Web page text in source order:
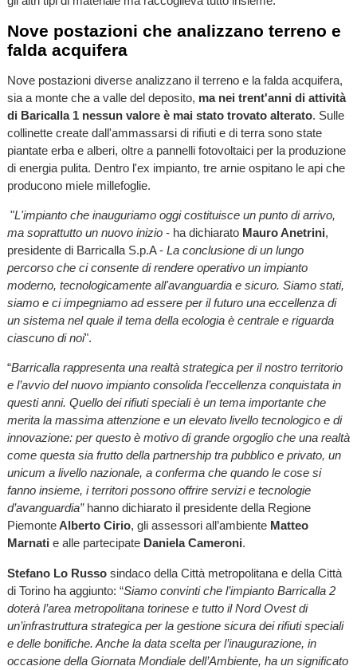
Nove postazioni che analizzano terreno e
falda acquifera
Nove postazioni diverse analizzano il terreno e la falda acquifera,
sia a monte che a valle del deposito, ma nei trent'anni di attività
di Baricalla 1 nessun valore è mai stato trovato alterato. Sulle
collinette create dall'ammassarsi di rifiuti e di terra sono state
piantate erba e alberi, oltre a pannelli fotovoltaici per la produzione
di energia pulita. Dentro l'ex impianto, tre arnie ospitano le api che
producono miele millefoglie.
"L'impianto che inauguriamo oggi costituisce un punto di arrivo,
ma soprattutto un nuovo inizio - ha dichiarato Mauro Anetrini,
presidente di Barricalla S.p.A -La conclusione di un lungo
percorso che ci consente di rendere operativo un impianto
moderno, tecnologicamente all'avanguardia e sicuro. Siamo stati,
siamo e ci impegniamo ad essere per il futuro una eccellenza di
un sistema nel quale il tema della ecologia è centrale e riguarda
ciascuno di noi".
“Barricalla rappresenta una realtà strategica per il nostro territorio
e l’avvio del nuovo impianto consolida l’eccellenza conquistata in
questi anni. Quello dei rifiuti speciali è un tema importante che
merita la massima attenzione e un elevato livello tecnologico e di
innovazione: per questo è motivo di grande orgoglio che una realtà
come questa sia frutto della partnership tra pubblico e privato, un
unicum a livello nazionale, a conferma che quando le cose si
fanno insieme, i territori possono offrire servizi e tecnologie
d’avanguardia”hanno dichiarato il presidente della Regione
PiemonteAlberto Cirio, gli assessori all’ambiente Matteo
Marnati e alle partecipateDaniela Cameroni.
Stefano Lo Russosindaco della Città metropolitana e della Città
di Torino ha aggiunto: “Siamo convinti che l’impianto Barricalla 2
doterà l’area metropolitana torinese e tutto il Nord Ovest di
un’infrastruttura strategica per la gestione sicura dei rifiuti speciali
e delle bonifiche. Anche la data scelta per l’inaugurazione, in
occasione della Giornata Mondiale dell’Ambiente, ha un significato